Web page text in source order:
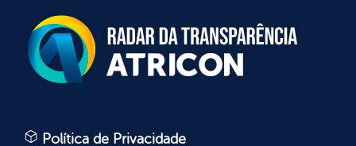
Política de Privacidade